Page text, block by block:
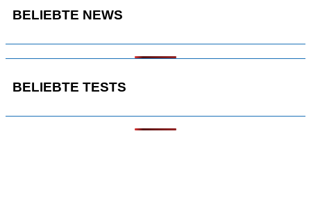
BELIEBTE NEWS
BELIEBTE TESTS